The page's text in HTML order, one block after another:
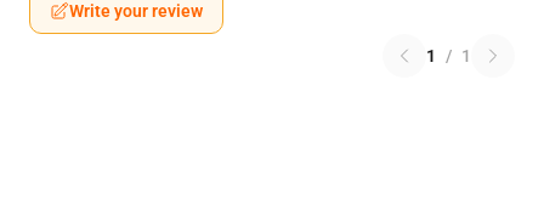
Write your review
1 / 1